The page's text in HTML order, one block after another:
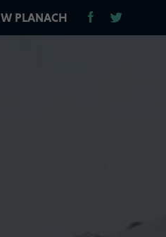
W PLANACH